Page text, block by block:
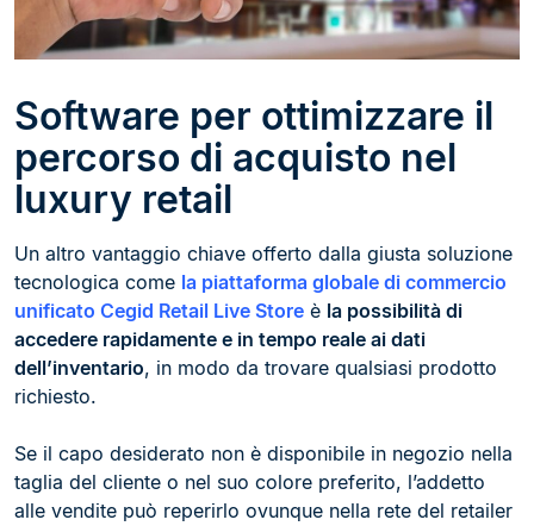
Software per ottimizzare il
percorso di acquisto nel
luxury retail
Un altro vantaggio chiave offerto dalla giusta soluzione
tecnologica come la piattaforma globale di commercio
unificato Cegid Retail Live Store è la possibilità di
accedere rapidamente e in tempo reale ai dati
dell’inventario, in modo da trovare qualsiasi prodotto
richiesto.
Se il capo desiderato non è disponibile in negozio nella
taglia del cliente o nel suo colore preferito, l’addetto
alle vendite può reperirlo ovunque nella rete del retailer